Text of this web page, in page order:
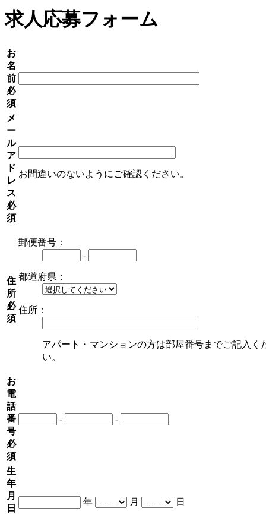
求人応募フォーム
お
名
前
必
須
メ
ー
ル
ア
ド
レ
ス
必
須
お間違いのないようにご確認ください。
住
所
必
須
郵便番号：
-
都道府県：
住所：
アパート・マンションの方は部屋番号までご記入く
い。
お
電
話
番
号
必
須
- -
生
年
月
日
年 月 日